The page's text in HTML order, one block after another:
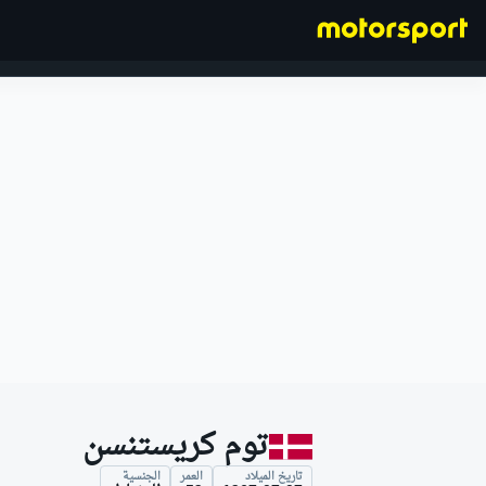
توم كريستنسن
تاريخ الميلاد العمر الجنسية